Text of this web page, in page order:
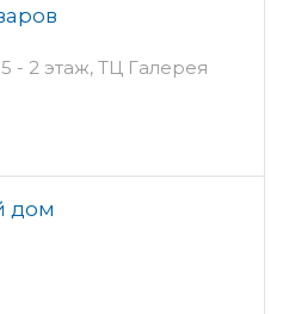
- 2 этаж, ТЦ Галерея
дом